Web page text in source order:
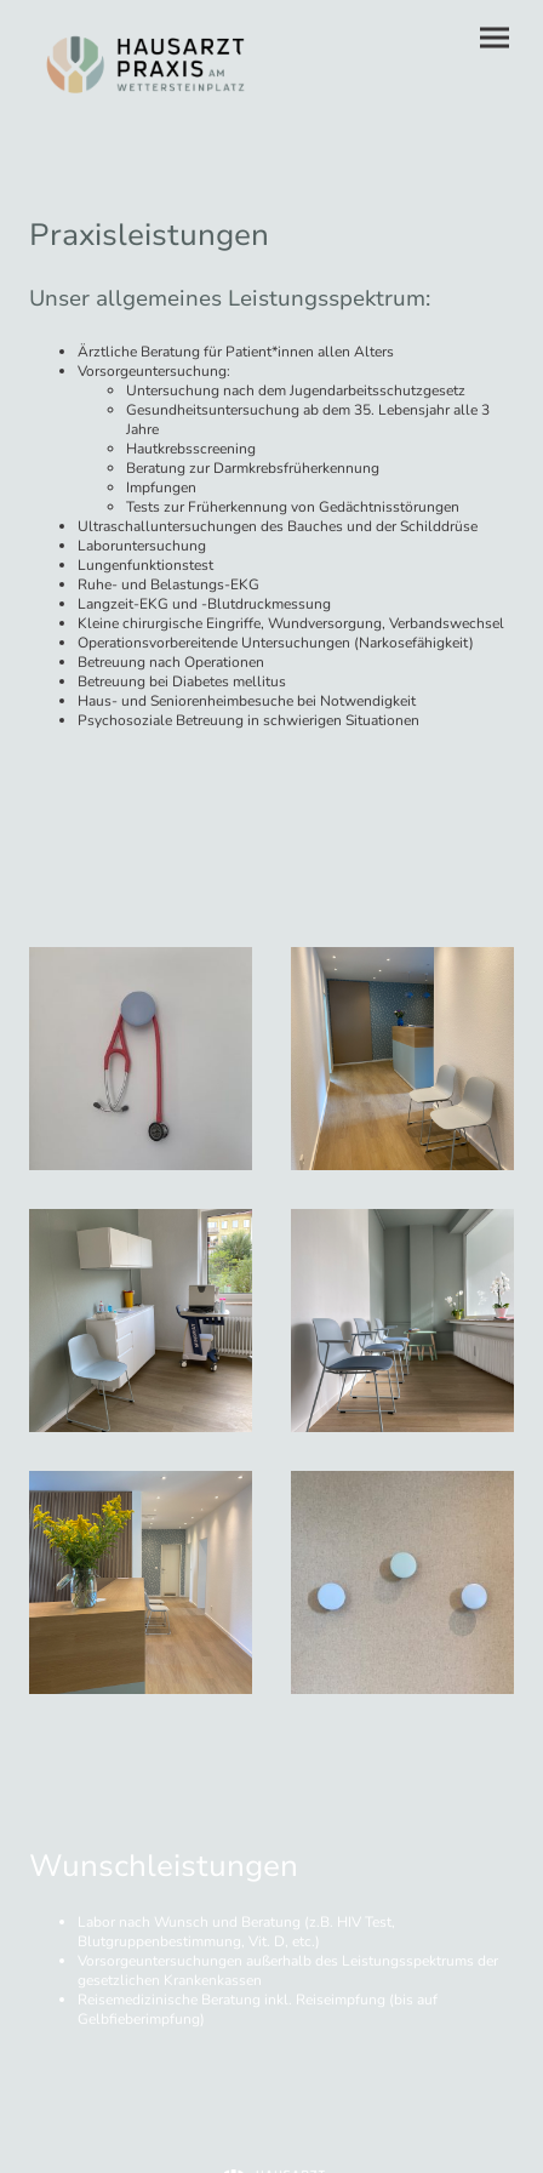
Praxisleistungen
Unser allgemeines Leistungsspektrum:
Ärztliche Beratung für Patient*innen allen Alters
Vorsorgeuntersuchung:
Untersuchung nach dem Jugendarbeitsschutzgesetz
Gesundheitsuntersuchung ab dem 35. Lebensjahr alle 3
Jahre
Hautkrebsscreening
Beratung zur Darmkrebsfrüherkennung
Impfungen
Tests zur Früherkennung von Gedächtnisstörungen
Ultraschalluntersuchungen des Bauches und der Schilddrüse
Laboruntersuchung
Lungenfunktionstest
Ruhe- und Belastungs-EKG
Langzeit-EKG und -Blutdruckmessung
Kleine chirurgische Eingriffe, Wundversorgung, Verbandswechsel
Operationsvorbereitende Untersuchungen (Narkosefähigkeit)
Betreuung nach Operationen
Betreuung bei Diabetes mellitus
Haus- und Seniorenheimbesuche bei Notwendigkeit
Psychosoziale Betreuung in schwierigen Situationen
Wunschleistungen
Labor nach Wunsch und Beratung (z.B. HIV Test,
Blutgruppenbestimmung, Vit. D, etc.)
Vorsorgeuntersuchungen außerhalb des Leistungsspektrums der
gesetzlichen Krankenkassen
Reisemedizinische Beratung inkl. Reiseimpfung (bis auf
Gelbfieberimpfung)